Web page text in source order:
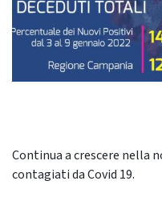
Continua a crescere nella
contagiati da Covid 19.